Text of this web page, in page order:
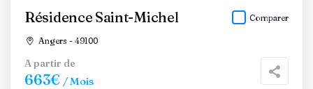
Résidence Saint-Michel
Angers - 49100
Comparer
A partir de
663€ / Mois